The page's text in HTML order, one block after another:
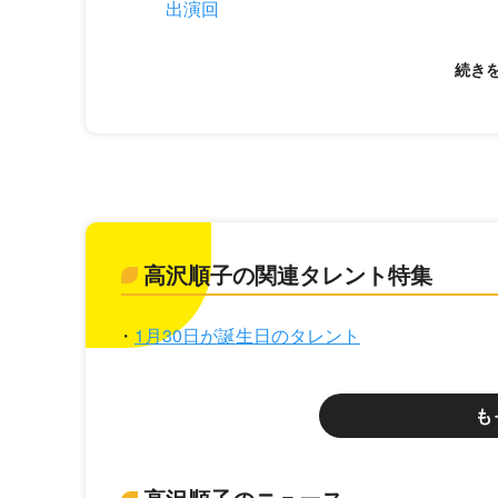
出演回
高沢順子の関連タレント特集
1月30日が誕生日のタレント